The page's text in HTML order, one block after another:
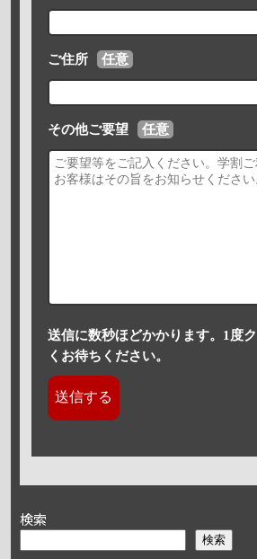
ご住所 任意
その他ご要望 任意
送信に数秒ほどかかります。1度
くお待ちください。
検索
検索